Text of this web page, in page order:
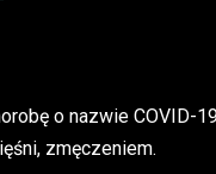
o nazwie COVID-
zmęczeniem.